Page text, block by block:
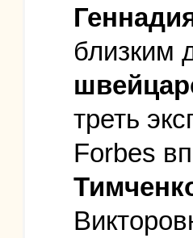
близким
треть
Forbes